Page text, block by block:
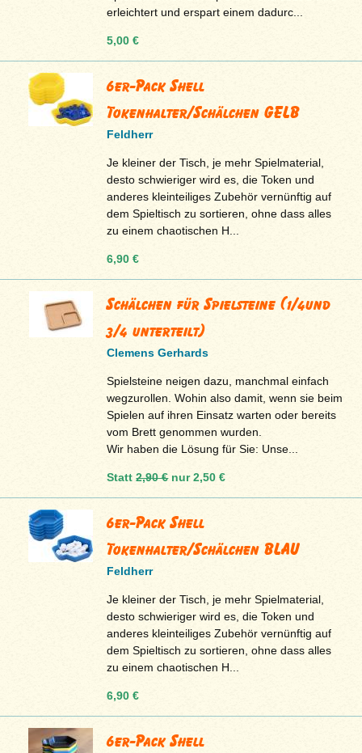
erleichtert und erspart einem dadurc...
5,00 €
6er-Pack Shell
Tokenhalter/Schälchen GELB
Feldherr
Je kleiner der Tisch, je mehr Spielmaterial,
desto schwieriger wird es, die Token und
anderes kleinteiliges Zubehör vernünftig auf
dem Spieltisch zu sortieren, ohne dass alles
zu einem chaotischen H...
6,90 €
Schälchen für Spielsteine (1/4und
3/4 unterteilt)
Clemens Gerhards
Spielsteine neigen dazu, manchmal einfach
wegzurollen. Wohin also damit, wenn sie beim
Spielen auf ihren Einsatz warten oder bereits
vom Brett genommen wurden.
Wir haben die Lösung für Sie: Unse...
Statt2,90 €nur2,50 €
6er-Pack Shell
Tokenhalter/Schälchen BLAU
Feldherr
Je kleiner der Tisch, je mehr Spielmaterial,
desto schwieriger wird es, die Token und
anderes kleinteiliges Zubehör vernünftig auf
dem Spieltisch zu sortieren, ohne dass alles
zu einem chaotischen H...
6,90 €
6er-Pack Shell